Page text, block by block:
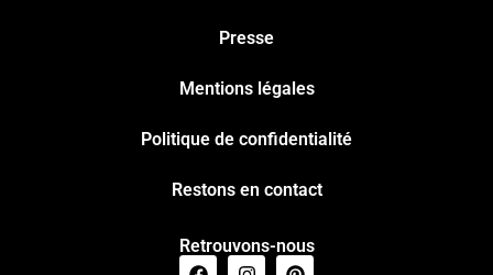
Presse
Mentions légales
Politique de confidentialité
Restons en contact
Retrouvons-nous